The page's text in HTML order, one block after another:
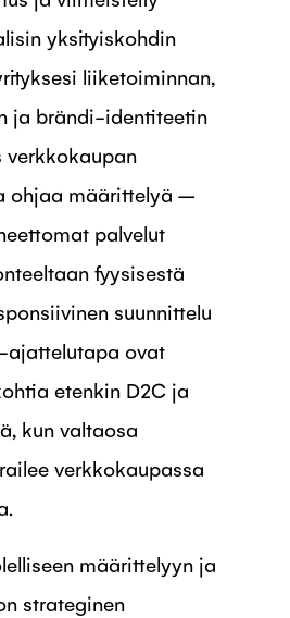
yksityiskohdin
liiketoiminnan,
ja brändi-identiteetin
verkkokaupan
ohjaa määrittelyä –
palvelut
fyysisestä
suunnittelu
ajattelutapa ovat
etenkin D2C ja
kun valtaosa
verkkokaupassa
määrittelyyn ja
strateginen